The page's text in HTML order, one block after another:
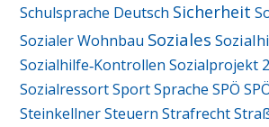
Schulsprache Deutsch Sicherheit
Sozialer Wohnbau Soziales
Sozialhilfe‑Kontrollen Sozialprojekt
Sozialressort Sport Sprache SPÖ
Steinkellner Steuern Strafrecht